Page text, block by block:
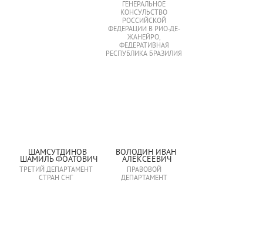
ГЕНЕРАЛЬНОЕ
КОНСУЛЬСТВО
РОССИЙСКОЙ
ФЕДЕРАЦИИ В РИО-ДЕ-
ЖАНЕЙРО,
ФЕДЕРАТИВНАЯ
РЕСПУБЛИКА БРАЗИЛИЯ
ШАМСУТДИНОВ
ШАМИЛЬ ФОАТОВИЧ
ТРЕТИЙ ДЕПАРТАМЕНТ
СТРАН СНГ
ВОЛОДИН ИВАН
АЛЕКСЕЕВИЧ
ПРАВОВОЙ
ДЕПАРТАМЕНТ